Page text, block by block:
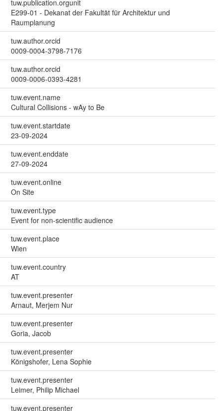
tuw.publication.orgunit
E299-01 - Dekanat der Fakultät für Architektur und
Raumplanung
tuw.author.orcid
0009-0004-3798-7176
tuw.author.orcid
0009-0006-0393-4281
tuw.event.name
Cultural Collisions - wAy to Be
tuw.event.startdate
23-09-2024
tuw.event.enddate
27-09-2024
tuw.event.online
On Site
tuw.event.type
Event for non-scientific audience
tuw.event.place
Wien
tuw.event.country
AT
tuw.event.presenter
Arnaut, Merjem Nur
tuw.event.presenter
Goria, Jacob
tuw.event.presenter
Königshofer, Lena Sophie
tuw.event.presenter
Leimer, Philip Michael
tuw.event.presenter